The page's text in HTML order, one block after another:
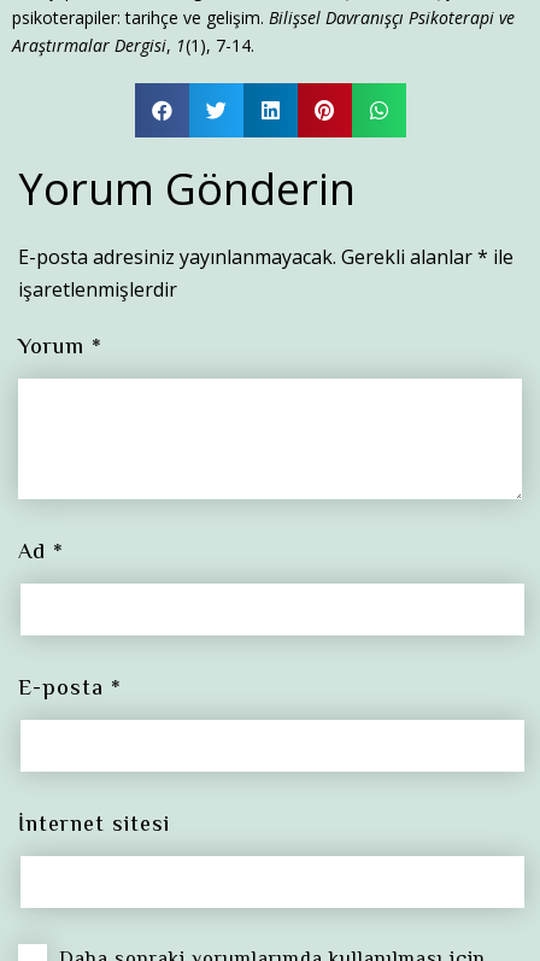
psikoterapiler: tarihçe ve gelişim. Bilişsel Davranışçı Psikoterapi ve
Araştırmalar Dergisi, 1(1), 7-14.
Yorum Gönderin
E-posta adresiniz yayınlanmayacak. Gerekli alanlar* ile
işaretlenmişlerdir
Yorum *
Ad *
E-posta *
İnternet sitesi